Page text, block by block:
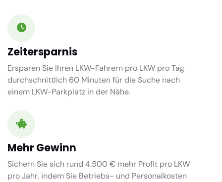
Zeitersparnis
Ersparen Sie Ihren LKW-Fahrern pro LKW pro Tag
durchschnittlich 60 Minutenfür die Suche nach
einem LKW-Parkplatz in der Nähe.
Mehr Gewinn
Sichern Sie sich rund 4.500 € mehr Profit pro LKW
pro Jahr, indem Sie Betriebs- und Personalkosten